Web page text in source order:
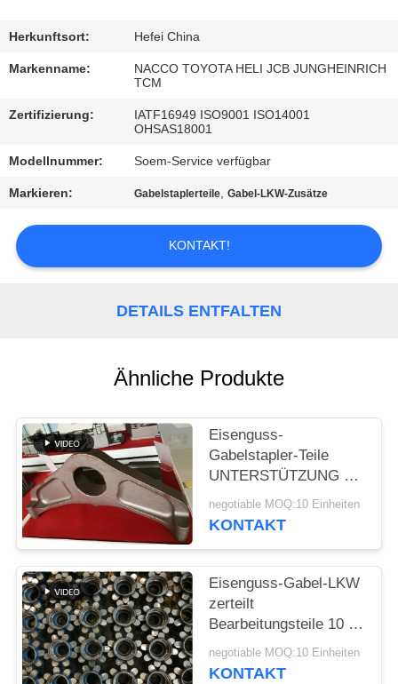
SIE
MIT
VERBINDUNG
FORDERN
SITEMAP
PRIVACY
POLICY
Herkunftsort: Hefei China
Markenname:
NACCO TOYOTA HELI JCB JUNGHEINRICH
TCM
Zertifizierung:
IATF16949 ISO9001 ISO14001
OHSAS18001
Modellnummer: Soem-Service verfügbar
Markieren: Gabelstaplerteile,Gabel-LKW-Zusätze
KONTAKT!
DETAILS ENTFALTEN
Ähnliche Produkte
Eisenguss-
Gabelstapler-Teile
UNTERSTÜTZUNG mit
der kleinen Menge
annehmbar
negotiable MOQ:10 Einheiten
KONTAKT
Eisenguss-Gabel-LKW
zerteilt
Bearbeitungsteile 10 -
verfügbares Soem
80kg
negotiable MOQ:10 Einheiten
KONTAKT